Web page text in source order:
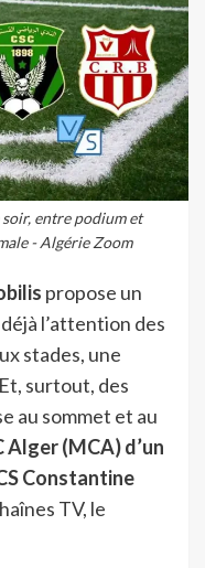
entre podium et
- Algérie Zoom
propose un
l’attention des
stades, une
surtout, des
au sommet et au
Alger (MCA) d’un
Constantine
TV, le